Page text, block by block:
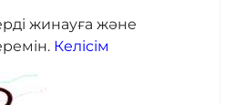
жинауға және
Келісім